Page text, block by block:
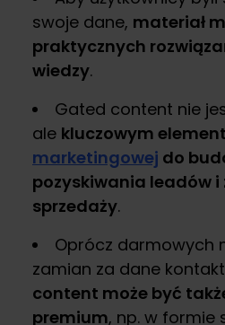
swoje dane, materiał
praktycznych
wiedzy.
Gated content nie
ale kluczowym
marketingowej do
pozyskiwania leadów i
sprzedaży.
Oprócz darmowych
zamian za dane
content może być
premium, np. w formie